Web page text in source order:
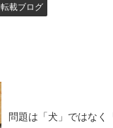
転載ブログ
問題は「犬」ではなく